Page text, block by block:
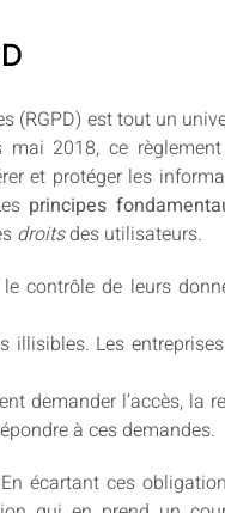
(RGPD) est tout un
2018, ce
et protéger les
principes
droitsdes utilisateurs.
contrôle de leurs
illisibles. Les
demander l’accès, la
à ces demandes.
écartant ces